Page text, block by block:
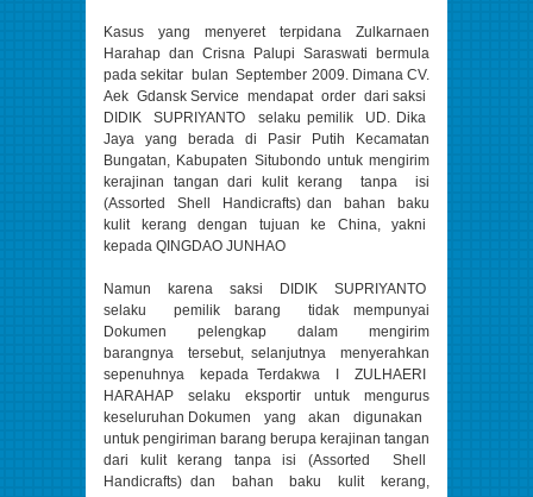
Kasus yang menyeret terpidana Zulkarnaen
Harahap dan Crisna Palupi Saraswati bermula
pada sekitar bulan September 2009. Dimana CV.
Aek Gdansk Service mendapat order dari saksi
DIDIK SUPRIYANTO selaku pemilik UD. Dika
Jaya yang berada di Pasir Putih Kecamatan
Bungatan, Kabupaten Situbondo untuk mengirim
kerajinan tangan dari kulit kerang tanpa isi
(Assorted Shell Handicrafts) dan bahan baku
kulit kerang dengan tujuan ke China, yakni
kepada QINGDAO JUNHAO
Namun karena saksi DIDIK SUPRIYANTO
selaku pemilik barang tidak mempunyai
Dokumen pelengkap dalam mengirim
barangnya tersebut, selanjutnya menyerahkan
sepenuhnya kepada Terdakwa I ZULHAERI
HARAHAP selaku eksportir untuk mengurus
keseluruhan Dokumen yang akan digunakan
untuk pengiriman barang berupa kerajinan tangan
dari kulit kerang tanpa isi (Assorted Shell
Handicrafts) dan bahan baku kulit kerang,